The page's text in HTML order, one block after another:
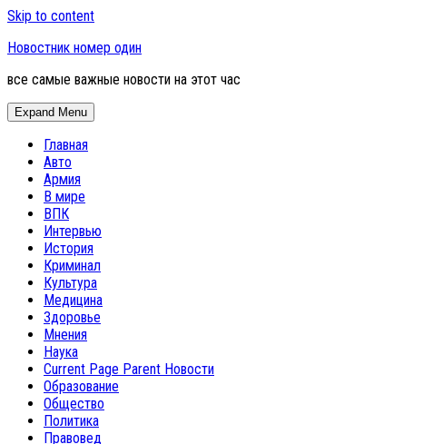
Skip to content
Новостник номер один
все самые важные новости на этот час
Expand Menu
Главная
Авто
Армия
В мире
ВПК
Интервью
История
Криминал
Культура
Медицина
Здоровье
Мнения
Наука
Current Page Parent Новости
Образование
Общество
Политика
Правовед